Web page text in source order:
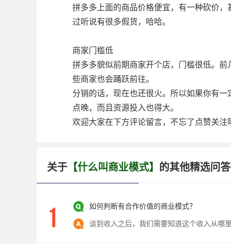
拼多多上面的商品价格便宜，有一种砍价
过听说有很多假货，哈哈。
商家门槛低
拼多多貌似前期商家开个店，门槛很低。
些商家也会踊跃前往。
分销的话，现在也还很火。所以如果你有
点晚，而且资源投入也得大。
欢迎大家在下方评论留言，不忘了点赞关注
关于 【什么叫商业模式】 的其他精选问答
如何判断有合作价值的商业模式？